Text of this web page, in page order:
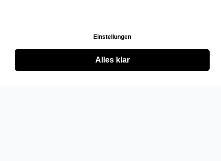
Einstellungen
Alles klar